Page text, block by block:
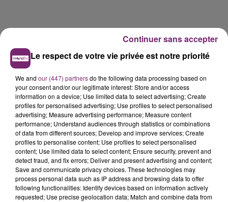
Le respect de votre vie privée est notre priorité
We and our (447) partnersdo the following data processing based on
your consent and/or our legitimate interest: Store and/or access
information on a device; Use limited data to select advertising; Create
profiles for personalised advertising; Use profiles to select personalised
advertising; Measure advertising performance; Measure content
performance; Understand audiences through statistics or combinations
of data from different sources; Develop and improve services; Create
profiles to personalise content; Use profiles to select personalised
content; Use limited data to select content; Ensure security, prevent and
detect fraud, and fix errors; Deliver and present advertising and content;
Save and communicate privacy choices. These technologies may
process personal data such as IP address and browsing data to offer
following functionalities: Identify devices based on information actively
requested; Use precise geolocation data; Match and combine data from
Continuer sans accepter